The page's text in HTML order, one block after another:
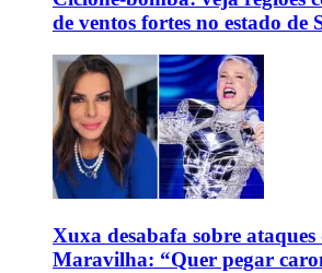
de ventos fortes no estado de
Xuxa desabafa sobre
Maravilha: “Quer pegar